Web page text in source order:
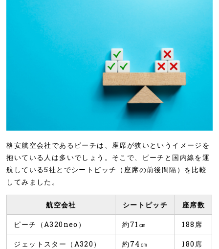
格安航空会社であるピーチは、座席が狭いというイメージを
抱いている人は多いでしょう。そこで、ピーチと国内線を運
航している5社とでシートピッチ（座席の前後間隔）を比較
してみました。
航空会社 シートピッチ 座席数
ピーチ（A320neo） 約71㎝ 188席
ジェットスター（A320） 約74㎝ 180席